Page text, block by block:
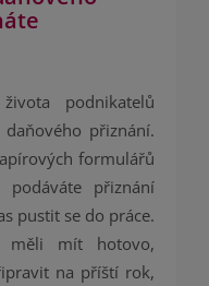
podnikatelů
přiznání.
formulářů
přiznání
pustit se do práce.
měli mít hotovo,
na příští rok,